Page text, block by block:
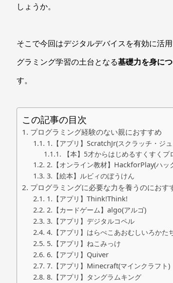
しょうか。
そこで今回はデジタルデバイスを有効に活用
グラミング学習の土台となる基礎力を身に
す。
この記事の目次
プログラミング経験のない親におすすめ
1.【アプリ】ScratchJr(スクラッチ・ジ
【本】5才からはじめるすくすくプ
2.【オンライン教材】HackforPlay(ハッ
3.【絵本】ルビィのぼうけん
プログラミングに必要な力を養うのにおす
1.【アプリ】Think!Think!
2.【カードゲーム】algo(アルゴ)
3.【アプリ】デジタルコペル
4.【アプリ】はらぺこあおむしいろかた
5.【アプリ】ねこみっけ
6.【アプリ】Quiver
7.【アプリ】Minecraft(マインクラフト)
8.【アプリ】タングラムキング